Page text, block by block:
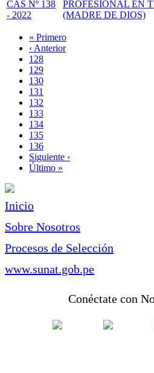
CAS Nº 138
- 2022
PROFESIONAL EN
(MADRE DE DIOS)
Paginación
Primera
página
« Primero
Página
anterior
‹ Anterior
Page
128
Page
129
Page
130
Page
131
Página
actual
132
Page
133
Page
134
Page
135
Page
136
Siguiente
página
Siguiente ›
Última
Último »
Inicio
Sobre Nosotros
Procesos de Selección
www.sunat.gob.pe
Conéctate con